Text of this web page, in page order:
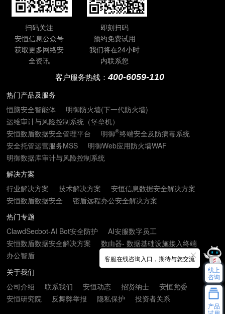
扫码关注
安恒信息公众号
获取更多网络安
全资讯
即刻扫码
预约免费试用
我们将在24小时
内联系您
客户服务热线：400-6059-110
热门产品及服务
恒脑安全智能体
明御防火墙(下一代防火墙)
运维审计与风险控制系统（堡垒机）
安恒数盾数据安全管理平台
明御®终端安全及防病毒系统
安全托管运营服务MSS
明御Web应用防火墙WAF
明御数据库审计与风险控制系统
解决方案
行业解决方案
技术解决方案
安恒信息数据安全解决方案
安恒数盾数据安全
密盾远程办公安全解决方案
热门专题
ClawdSecbot-AI Bot安全防护
AI安服数字员工
安恒数盾数据安全解决方案
数由器- 数据基础设施接入终端
办公智盾
关于我们
公司介绍
联系我们 安恒动态 招贤纳士
安恒党委
安恒研究院
反舞弊举报 隐私保护 投资者关系
客服在线咨询入口，期待与您交流
线上
咨询
产品